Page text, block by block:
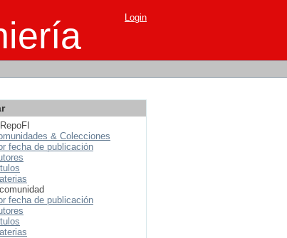
Login
& Colecciones
fecha de publicación
fecha de publicación